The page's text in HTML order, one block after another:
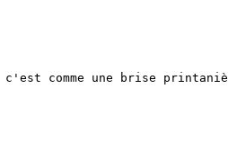
comme une brise